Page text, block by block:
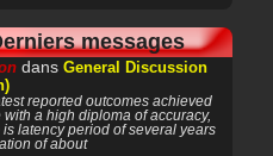
messages
dans General Discussion
reported outcomes achieved
with a high diploma of accuracy,
is latency period of several years
of about